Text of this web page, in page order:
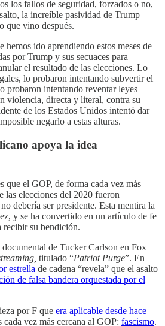
los fallos de seguridad, forzados o no,
la increíble pasividad de Trump
que vino después.
hemos ido aprendiendo estos meses de
por Trump y sus secuaces para
el resultado de las elecciones. Lo
lo probaron intentando subvertir el
probaron intentando reventar leyes
violencia, directa y literal, contra su
de los Estados Unidos intentó dar
negarlo a estas alturas.
apoya la idea
que el GOP, de forma cada vez más
las elecciones del 2020 fueron
debería ser presidente. Esta mentira la
y se ha convertido en un artículo de fe
recibir su bendición.
de Tucker Carlson en Fox
titulado “Patriot Purge”. En
estrella de cadena “revela” que el asalto
de falsa bandera orquestada por el
por F que era aplicable desde hace
cada vez más cercana al GOP: fascismo.